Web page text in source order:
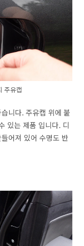
주유캡
니다. 주유캡 위에 붙
있는 제품 입니다. 디
어져 있어 수명도 반